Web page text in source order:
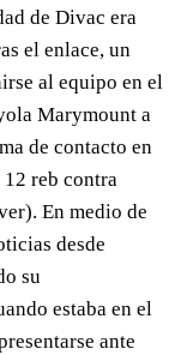
de Divac era
el enlace, un
al equipo en el
Marymount a
de contacto en
reb contra
En medio de
desde
su
estaba en el
ante